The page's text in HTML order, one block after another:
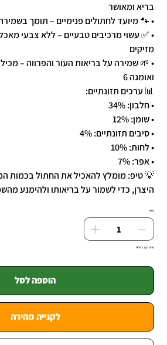
בריא ומאושר
• 🐾 מיועד לחתולים פנימיים – תומך
• ✅ עשוי מרכיבים טבעיים – ללא צבעי
מזיקים
ואומגה 6
📊 ערכים תזונתיים:
• חלבון: 34%
• שומן: 12%
• סיבים תזונתיים: 4%
• לחות: 10%
• אפר: 7%
💡 טיפ: מומלץ להאכיל את החתול בכמות
היצרן, כדי לשמור על בריאותו ולהימנע
כמות
נותרו רק 1 במלאי
הוספה לסל
לקנייה מהירה